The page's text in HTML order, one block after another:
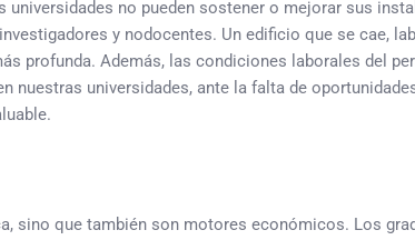
no pueden sostener o mejorar sus
y nodocentes. Un edificio que se cae,
profunda. Además, las condiciones laborales del
universidades, ante la falta de
sino que también son motores económicos. Los